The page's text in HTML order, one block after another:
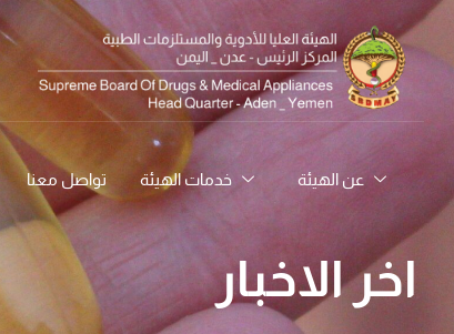
تواصل معنا خدمات الهيئة عن الهيئة
اخر الاخبار